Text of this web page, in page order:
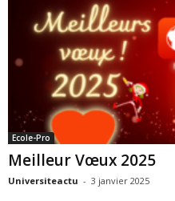
Ecole-Pro
Meilleur Vœux 2025
Universiteactu - 3 janvier 2025